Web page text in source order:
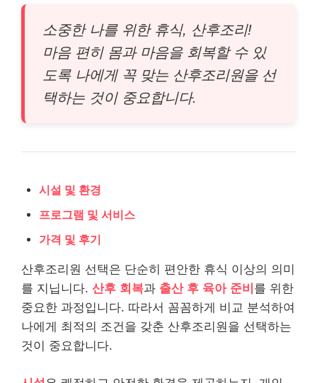
소중한 나를 위한 휴식, 산후조리!
마음 편히 몸과 마음을 회복할 수 있
도록 나에게 꼭 맞는 산후조리원을 선
택하는 것이 중요합니다.
시설 및 환경
프로그램 및 서비스
가격 및 후기
산후조리원 선택은 단순히 편안한 휴식 이상의 의미
를 지닙니다. 산후 회복과 출산 후 육아 준비 를 위한
중요한 과정입니다. 따라서 꼼꼼하게 비교 분석하여
나에게 최적의 조건을 갖춘 산후조리원을 선택하는
것이 중요합니다.